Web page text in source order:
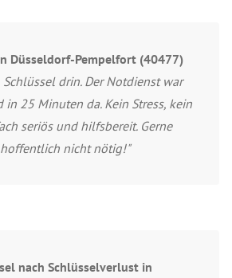
Düsseldorf-Pempelfort (40477)
Schlüssel drin. Der Notdienst war
in 25 Minuten da. Kein Stress, kein
seriös und hilfsbereit. Gerne
nicht nötig!"
nach Schlüsselverlust in